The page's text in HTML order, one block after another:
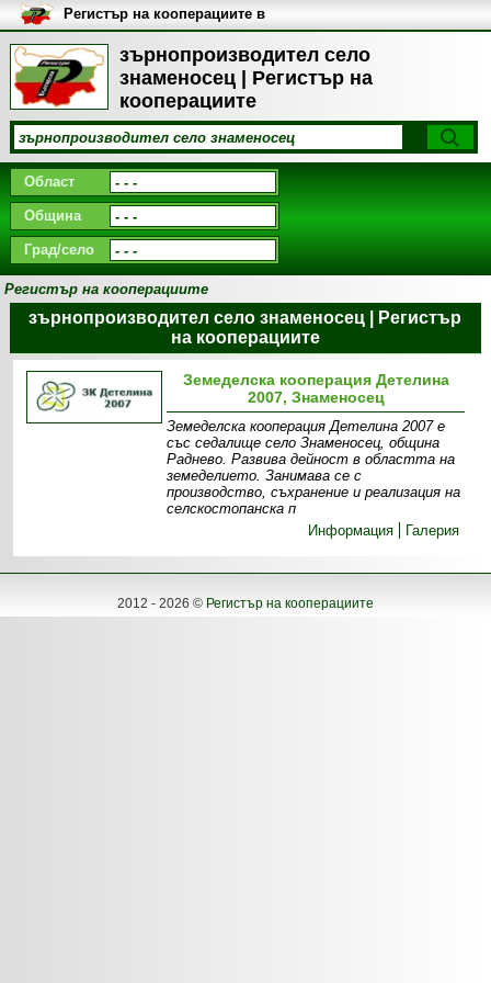
зърнопроизводител село
знаменосец | Регистър на
кооперациите
Регистър на кооперациите в
България
Област
Община
Град/село
Регистър на кооперациите
зърнопроизводител село знаменосец | Регистър
на кооперациите
Земеделска кооперация Детелина
2007, Знаменосец
Земеделска кооперация Детелина 2007 е
със седалище село Знаменосец, община
Раднево. Развива дейност в областта на
земеделието. Занимава се с
производство, съхранение и реализация на
селскостопанска п
Информация
Галерия
2012 - 2026 © Регистър на кооперациите